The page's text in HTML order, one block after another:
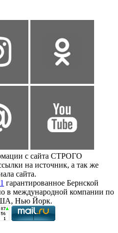
с сайта СТРОГО
на источник, а так же
сайта.
гарантированное Бернской
в международной компании по
Нью Йорк.